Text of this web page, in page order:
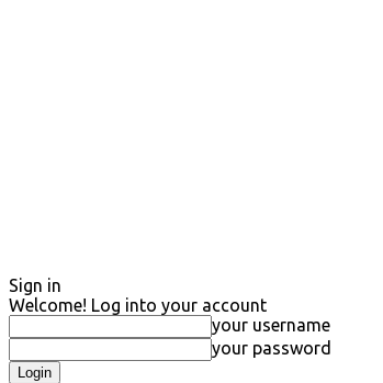
Sign in
Welcome! Log into your account
your username
your password